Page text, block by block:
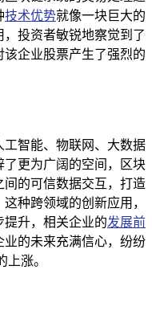
技术优势就像一块巨大的
投资者敏锐地察觉到了
企业股票产生了强烈的
工智能、物联网、大数据
更为广阔的空间，区块
的可信数据交互，打造
种跨领域的创新应用，
升，相关企业的发展前
的未来充满信心，纷纷
涨。